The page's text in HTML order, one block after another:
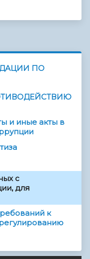
ПО
и иные акты в
с
для
к